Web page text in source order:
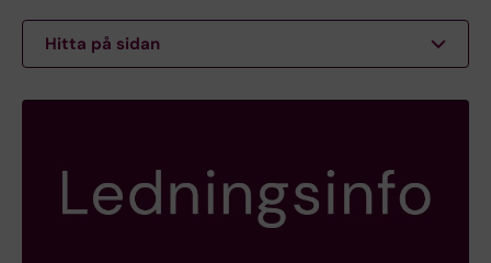
Hitta på sidan